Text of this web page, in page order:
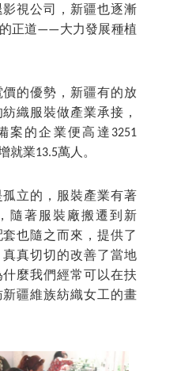
視公司，新疆也逐漸
正道——大力發展種植
的優勢，新疆有的放
織服裝做產業承接，
案的企業便高達3251
就業13.5萬人。
立的，服裝產業有著
隨著服裝廠搬遷到新
也隨之而來，提供了
真切切的改善了當地
麼我們經常可以在扶
疆維族紡織女工的畫